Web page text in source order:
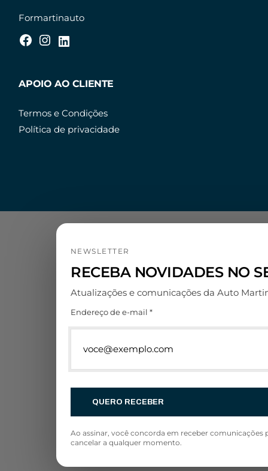
Formartinauto
APOIO AO CLIENTE
Termos e Condições
Política de privacidade
NEWSLETTER
RECEBA NOVIDADES NO
Atualizações e comunicações da Auto
Endereço de e-mail *
QUERO RECEBER
Ao assinar, você concorda em receber comunicações
cancelar a qualquer momento.